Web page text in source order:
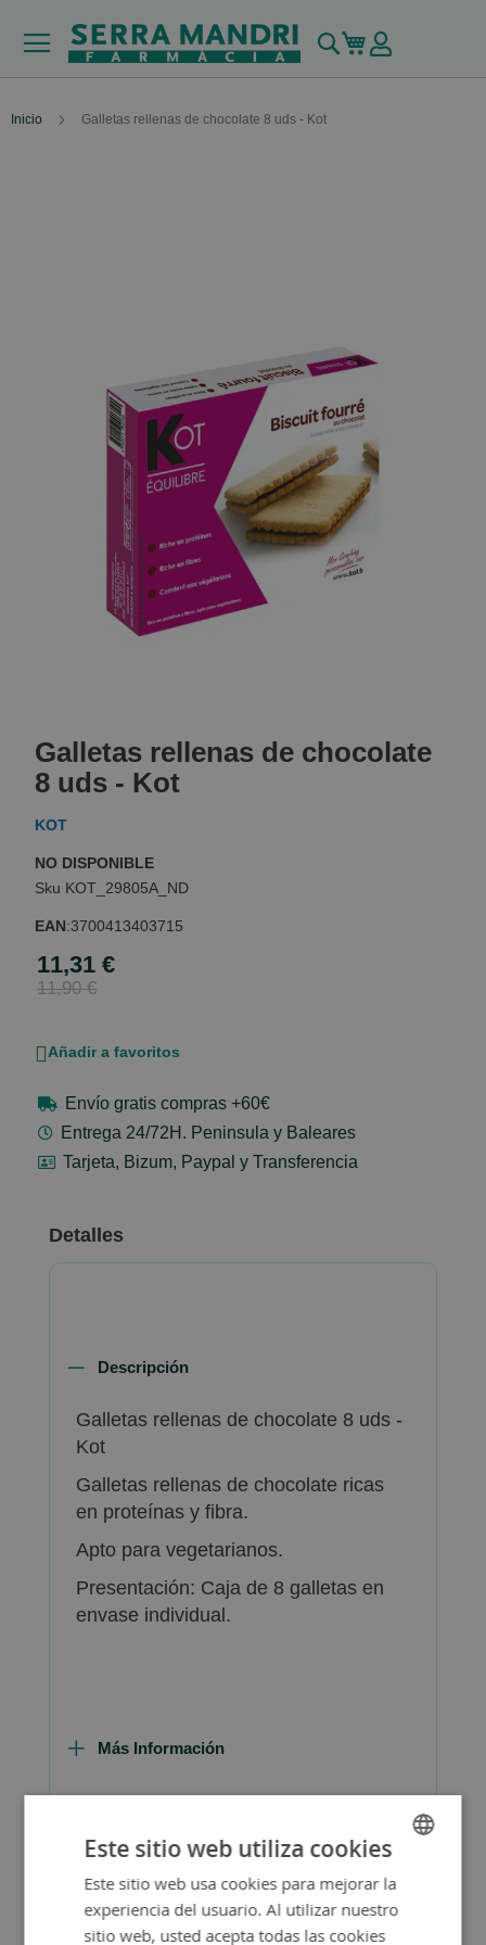
Buscar
Mi carrito
Inicio Galletas rellenas de chocolate 8 uds - Kot
the
beginning
of
the
gallery
Galletas rellenas de chocolate
8 uds - Kot
KOT
NO DISPONIBLE
KOT_29805A_ND
EAN:3700413403715
Special
Price
11,31 €
11,90 €
Añadir a favoritos
Envío gratis compras +60€
Entrega 24/72H. Peninsula y Baleares
Tarjeta, Bizum, Paypal y Transferencia
Detalles
Descripción
Galletas rellenas de chocolate 8 uds -
Kot
Galletas rellenas de chocolate ricas
en proteínas y fibra.
Apto para vegetarianos.
Presentación: Caja de 8 galletas en
envase individual.
Más Información
Consejos de Compra Producto SPANISH
ENGLISH
Este sitio web utiliza cookies
Este sitio web usa cookies para mejorar la
experiencia del usuario. Al utilizar nuestro
sitio web, usted acepta todas las cookies